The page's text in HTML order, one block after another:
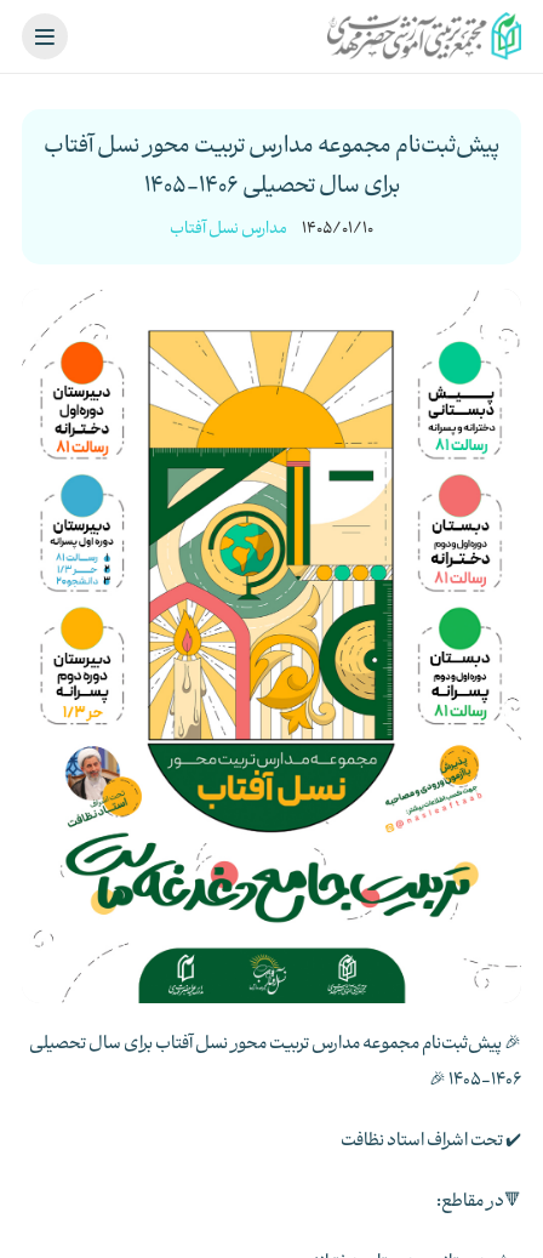
پیش‌ثبت‌نام مجموعه مدارس تربیت محور نسل آفتاب
برای سال تحصیلی 1406-1405
1405/01/10 مدارس نسل آفتاب
🎉 پیش‌ثبت‌نام مجموعه مدارس تربیت محور نسل آفتاب برای سال تحصیلی
1406-1405 🎉
✔️ تحت اشراف استاد نظافت
🔻در مقاطع: